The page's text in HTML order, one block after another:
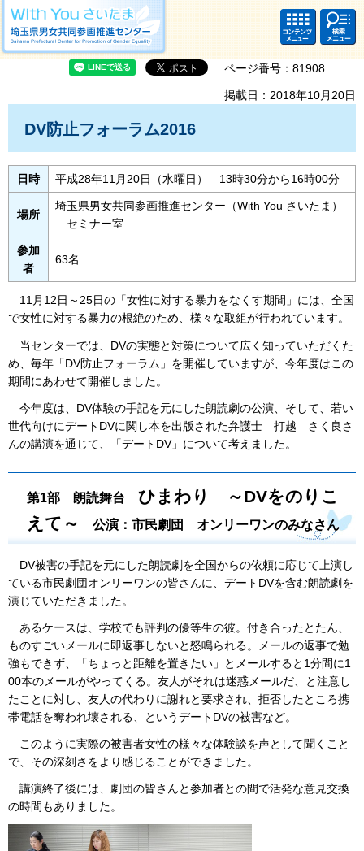
Center for Promotion of Gender Equality
コンテ
ンツメ
ニュー
検索・
共通メ
ニュー
ページ番号：81908
掲載日：2018年10月20日
DV防止フォーラム2016
日時 平成28年11月20日（水曜日） 13時30分から16時00分
場所
埼玉県男女共同参画推進センター（With You さいたま）
セミナー室
参加
者
63名
11月12日～25日の「女性に対する暴力をなくす期間」には、全国
で女性に対する暴力の根絶のため、様々な取組が行われています。
当センターでは、DVの実態と対策について広く知っていただくた
め、毎年「DV防止フォーラム」を開催していますが、今年度はこの
期間にあわせて開催しました。
今年度は、DV体験の手記を元にした朗読劇の公演、そして、若い
世代向けにデートDVに関し本を出版された弁護士 打越 さく良さ
んの講演を通じて、「デートDV」について考えました。
第1部 朗読舞台 ひまわり ～DVをのりこ
えて～
公演：市民劇団 オンリーワンのみなさん
DV被害の手記を元にした朗読劇を全国からの依頼に応じて上演し
ている市民劇団オンリーワンの皆さんに、デートDVを含む朗読劇を
演じていただきました。
あるケースは、学校でも評判の優等生の彼。付き合ったとたん、
ものすごいメールに即返事しないと怒鳴られる。メールの返事で勉
強もできず、「ちょっと距離を置きたい」とメールすると1分間に1
00本のメールがやってくる。友人がそれは迷惑メールだ、と注意し
たことに対し、友人の代わりに謝れと要求され、拒否したところ携
帯電話を奪われ壊される、というデートDVの被害など。
このように実際の被害者女性の様々な体験談を声として聞くこと
で、その深刻さをより感じることができました。
講演終了後には、劇団の皆さんと参加者との間で活発な意見交換
の時間もありました。